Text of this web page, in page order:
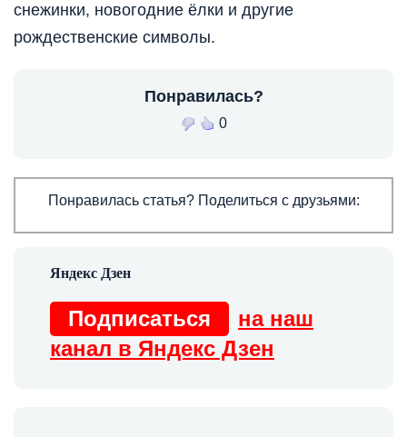
снежинки, новогодние ёлки и другие
рождественские символы.
Понравилась?
0
Понравилась статья? Поделиться с друзьями:
Подписаться
на наш
канал в Яндекс Дзен